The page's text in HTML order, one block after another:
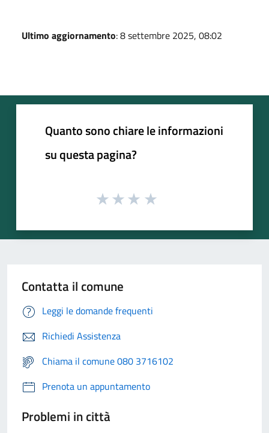
Ultimo aggiornamento: 8 settembre 2025, 08:02
Quanto sono chiare le informazioni
su questa pagina?
Contatta il comune
Leggi le domande frequenti
Richiedi Assistenza
Chiama il comune 080 3716102
Prenota un appuntamento
Problemi in città